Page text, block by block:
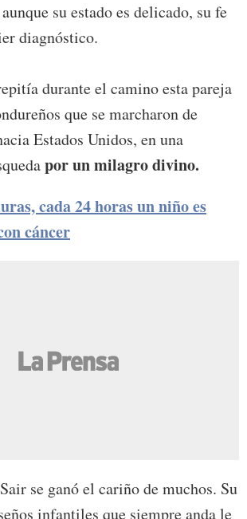
su estado es delicado, su fe
diagnóstico.
durante el camino esta pareja
que se marcharon de
Estados Unidos, en una
por un milagro divino.
cada 24 horas un niño es
cáncer
se ganó el cariño de muchos. Su
infantiles que siempre anda le